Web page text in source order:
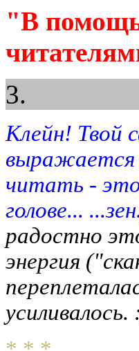
"В
3.
Клейн! Твой
выражается
читать -
голове...
радостно
энергия
усиливалось.